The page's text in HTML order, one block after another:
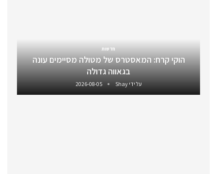
חדשות
הוקי קרח: המאסטרס של מטולה מסיימים עונה
בגאווה גדולה
על ידיShay
2026-08-05